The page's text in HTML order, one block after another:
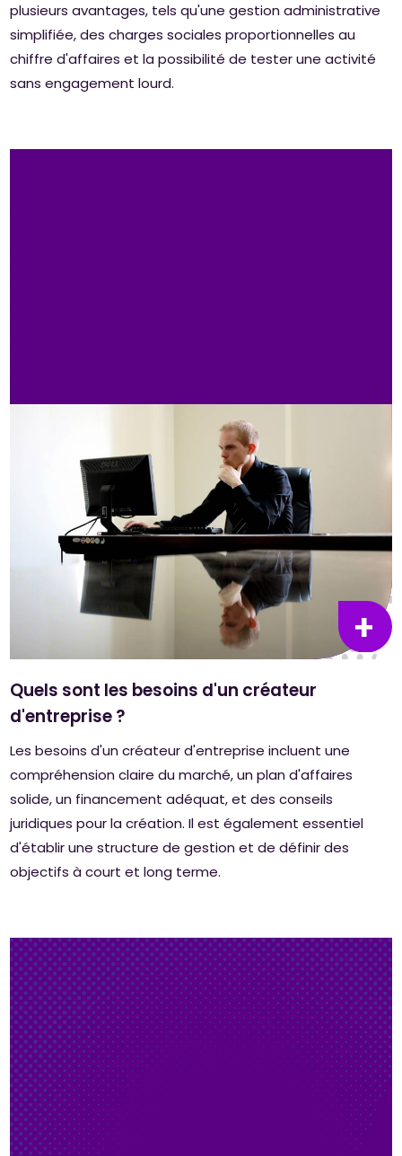
plusieurs avantages, tels qu'une gestion administrative
simplifiée, des charges sociales proportionnelles au
chiffre d'affaires et la possibilité de tester une activité
sans engagement lourd.
Quels sont les besoins d'un créateur
d'entreprise ?
Les besoins d'un créateur d'entreprise incluent une
compréhension claire du marché, un plan d'affaires
solide, un financement adéquat, et des conseils
juridiques pour la création. Il est également essentiel
d'établir une structure de gestion et de définir des
objectifs à court et long terme.